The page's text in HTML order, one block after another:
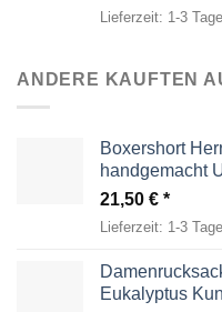
Lieferzeit: 1-3 Tage
ANDERE KAUFTEN
Boxershort
handgemacht
21,50 €
Lieferzeit: 1-3 Tage
Eukalyptus